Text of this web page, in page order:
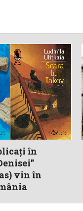
în
vin în